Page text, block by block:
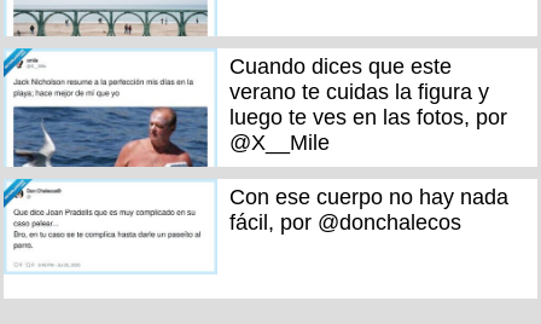
Cuando dices que este
verano te cuidas la figura y
luego te ves en las fotos, por
@X__Mile
Con ese cuerpo no hay nada
fácil, por @donchalecos